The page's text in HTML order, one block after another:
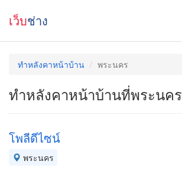
เว็บช่าง
ทําหลังคาหน้าบ้าน พระนคร
ทําหลังคาหน้าบ้านที่พระนคร
โพลีดีไซน์
พระนคร